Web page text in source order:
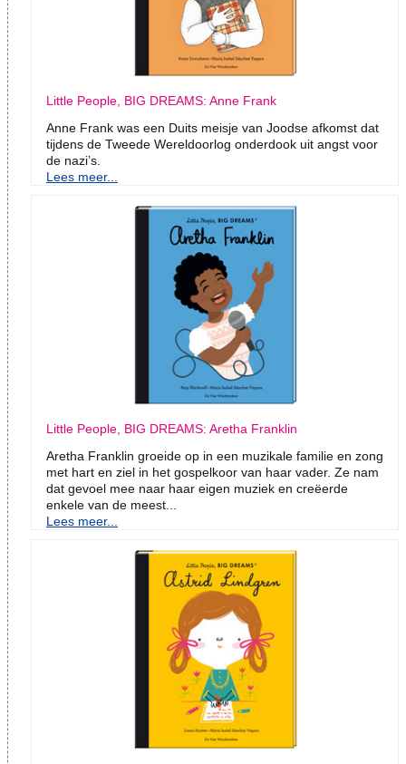
Little People, BIG DREAMS: Anne Frank
Anne Frank was een Duits meisje van Joodse afkomst dat
tijdens de Tweede Wereldoorlog onderdook uit angst voor
de nazi’s.
Lees meer...
Little People, BIG DREAMS: Aretha Franklin
Aretha Franklin groeide op in een muzikale familie en zong
met hart en ziel in het gospelkoor van haar vader. Ze nam
dat gevoel mee naar haar eigen muziek en creëerde
enkele van de meest...
Lees meer...